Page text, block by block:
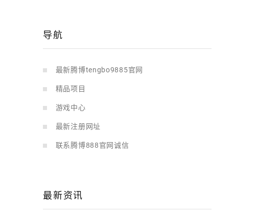
导航
最新腾博tengbo9885官网
精品项目
游戏中心
最新注册网址
联系腾博888官网诚信
最新资讯